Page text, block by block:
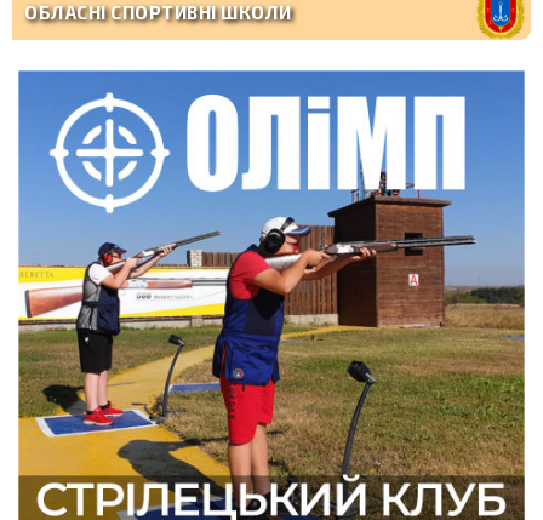
ОБЛАСНІ СПОРТИВНІ ШКОЛИ